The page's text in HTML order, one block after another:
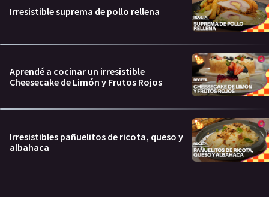
Irresistible suprema de pollo rellena
Aprendé a cocinar un irresistible
Cheesecake de Limón y Frutos Rojos
Irresistibles pañuelitos de ricota, queso y
albahaca